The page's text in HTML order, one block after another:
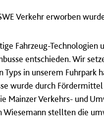
Verkehr erworben
Fahrzeug-Technologien
entschieden. Wir
in unserem Fuhrpark
wurde durch
Mainzer Verkehrs- und
Wiesemann stellten die